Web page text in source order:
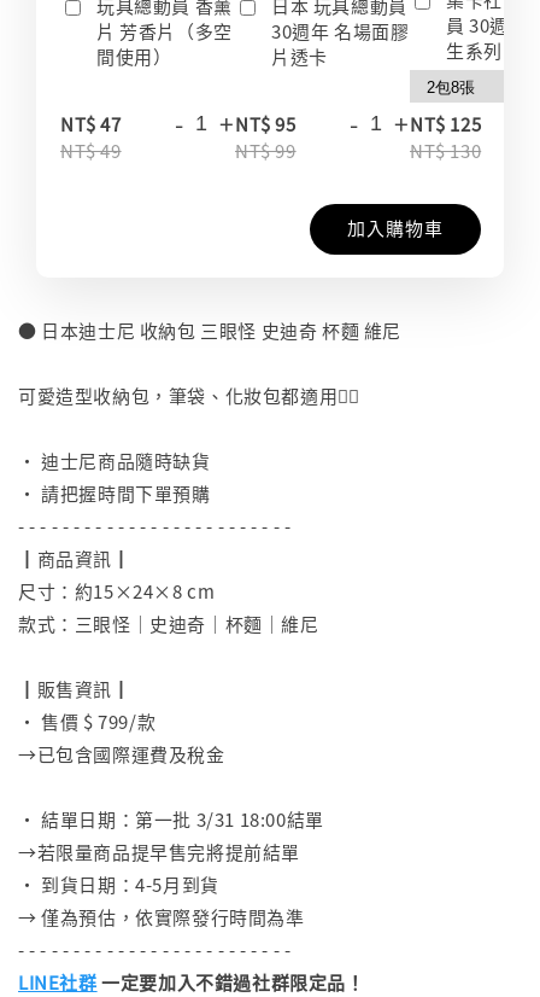
玩具總動員 香薰
片 芳香片（多空
間使用）
NT$ 47
NT$ 49
- +
日本 玩具總動員
30週年 名場面膠
片透卡
NT$ 95
NT$ 99
- +
員 30週年
生系列 收
NT$ 125
NT$ 130
加入購物車
● 日本迪士尼 收納包 三眼怪 史迪奇 杯麵 維尼
可愛造型收納包，筆袋、化妝包都適用👍🏻
• 迪士尼商品隨時缺貨
• 請把握時間下單預購
- - - - - - - - - - - - - - - - - - - - - - - - -
┃商品資訊┃
尺寸：約15×24×8 cm
款式：三眼怪｜史迪奇｜杯麵｜維尼
┃販售資訊┃
• 售價 $ 799/款
→已包含國際運費及稅金
• 結單日期：第一批 3/31 18:00結單
→若限量商品提早售完將提前結單
• 到貨日期：4-5月到貨
→ 僅為預估，依實際發行時間為準
- - - - - - - - - - - - - - - - - - - - - - - - -
LINE社群一定要加入不錯過社群限定品！